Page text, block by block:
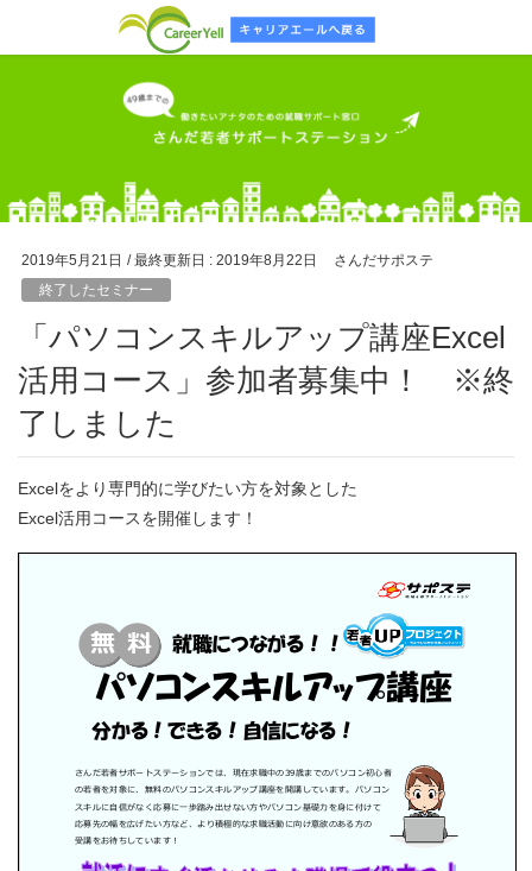
2019年5月21日 / 最終更新日 : 2019年8月22日
さんだサポステ
終了したセミナー
「パソコンスキルアップ講座Excel
活用コース」参加者募集中！ ※終
了しました
Excelをより専門的に学びたい方を対象とした
Excel活用コースを開催します！